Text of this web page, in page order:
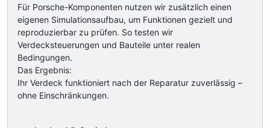
Für Porsche-Komponenten nutzen wir zusätzlich einen
eigenen Simulationsaufbau, um Funktionen gezielt und
reproduzierbar zu prüfen. So testen wir
Verdecksteuerungen und Bauteile unter realen
Bedingungen.
Das Ergebnis:
Ihr Verdeck funktioniert nach der Reparatur zuverlässig –
ohne Einschränkungen.